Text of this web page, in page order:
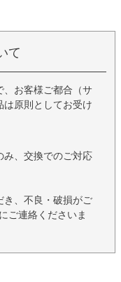
て
、お客様ご都合（サ
は原則としてお受け
み、交換でのご対応
き、不良・破損がご
ご連絡くださいま